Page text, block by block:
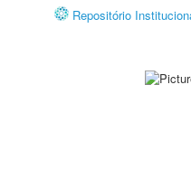
Repositório